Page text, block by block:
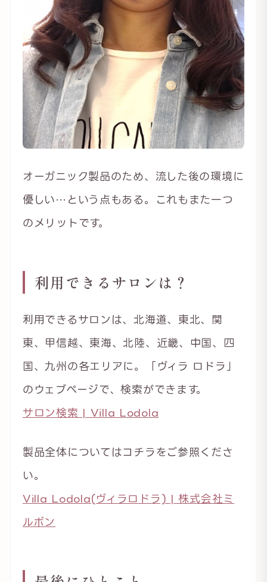
オーガニック製品のため、流した後の環境に
優しい…という点もある。これもまた一つ
のメリットです。
利用できるサロンは？
利用できるサロンは、北海道、東北、関
東、甲信越、東海、北陸、近畿、中国、四
国、九州の各エリアに。「ヴィラ ロドラ」
のウェブページで、検索ができます。
サロン検索 | Villa Lodola
製品全体についてはコチラをご参照くださ
い。
Villa Lodola(ヴィラロドラ) | 株式会社ミ
ルボン